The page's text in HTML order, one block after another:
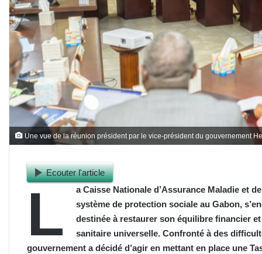
Une vue de la réunion président par le vice-président du gouvernement
Ecouter l'article
L
a ​Caisse Nationale d’Assurance Maladie et
système de protection sociale au Gabon,
destinée à restaurer son équilibre financier
sanitaire universelle. Confronté à des
gouvernement a décidé d’agir en mettant en place une